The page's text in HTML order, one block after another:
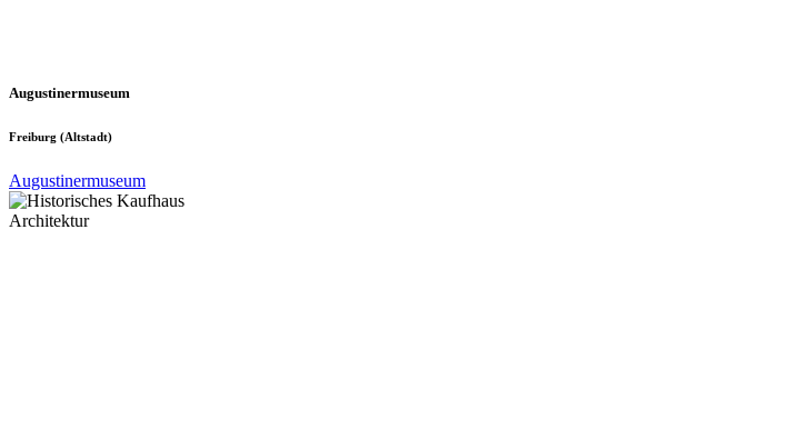
Augustiner­museum
Freiburg (Altstadt)
Augustiner­museum
Architektur